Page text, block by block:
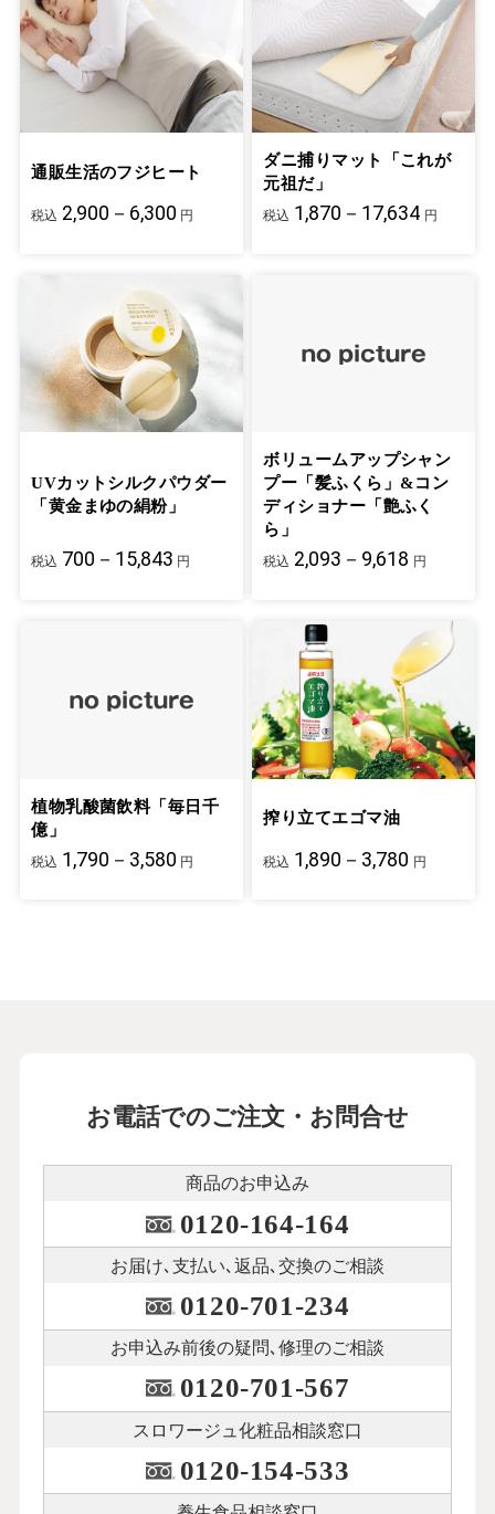
通販生活のフジヒート
税込 2,900－6,300 円
ダニ捕りマット「これが
元祖だ」
税込 1,870－17,634 円
UVカットシルクパウダー
「黄金まゆの絹粉」
税込 700－15,843 円
ボリュームアップシャン
プー「髪ふくら」&コン
ディショナー「艶ふく
ら」
税込 2,093－9,618 円
植物乳酸菌飲料「毎日千
億」
税込 1,790－3,580 円
搾り立てエゴマ油
税込 1,890－3,780 円
お電話でのご注文・お問合せ
商品のお申込み
0120-164-164
お届け､支払い､ 返品､交換のご相談
0120-701-234
お申込み前後の疑問､修理のご相談
0120-701-567
スロワージュ化粧品相談窓口
0120-154-533